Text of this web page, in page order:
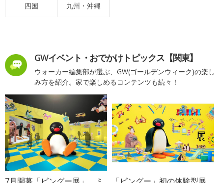
四国 九州・沖縄
GWイベント・おでかけトピックス【関東】
ウォーカー編集部が選ぶ、GW(ゴールデンウィーク)の楽し
み方を紹介。家で楽しめるコンテンツも続々！